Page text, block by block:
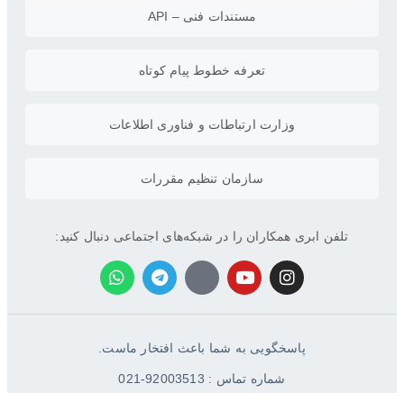
مستندات فنی – API
تعرفه خطوط پیام کوتاه
وزارت ارتباطات و فناوری اطلاعات
سازمان تنظیم مقررات
تلفن ابری همکاران را در شبکه‌های اجتماعی دنبال کنید:
پاسخگویی به شما باعث افتخار ماست.
شماره تماس : 92003513-021